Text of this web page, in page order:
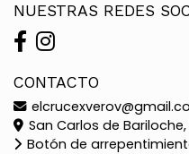
NUESTRAS REDES
CONTACTO
San Carlos de
Botón de